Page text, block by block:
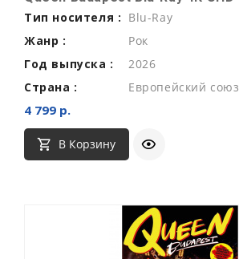
Тип носителя : Blu-Ray
Жанр :
Рок
Год выпуска :
2026
Страна :
Европейский союз
4 799 р.
В Корзину